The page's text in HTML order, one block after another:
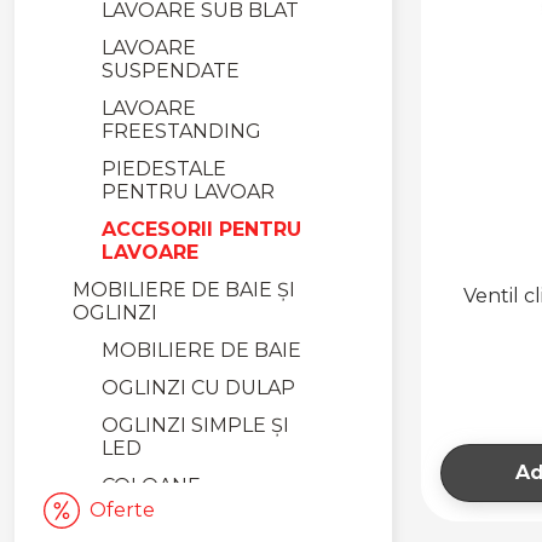
LAVOARE SUB BLAT
LAVOARE
SUSPENDATE
LAVOARE
FREESTANDING
PIEDESTALE
PENTRU LAVOAR
ACCESORII PENTRU
LAVOARE
MOBILIERE DE BAIE ȘI
OGLINZI
MOBILIERE DE BAIE
OGLINZI CU DULAP
OGLINZI SIMPLE ȘI
LED
COLOANE
MOBILIER
Oferte
Ventil